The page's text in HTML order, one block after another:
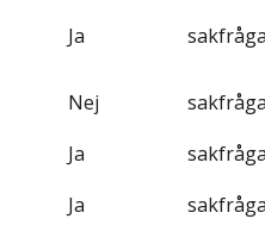
Ja
Nej
Ja
Ja